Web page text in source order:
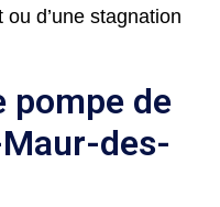
d’une stagnation
pompe de
des-